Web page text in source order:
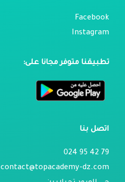
Facebook
Instagram
تطبيقنا متوفر مجانا على:
اتصل بنا
79 42 95 024
contact@topacademy-dz.com